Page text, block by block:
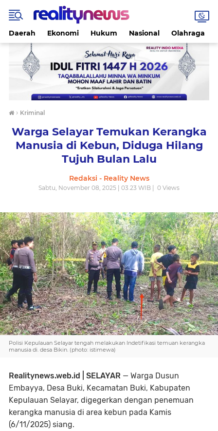
Daerah Ekonomi Hukum Nasional Olahraga
› Kriminal
Warga Selayar Temukan Kerangka
Manusia di Kebun, Diduga Hilang
Tujuh Bulan Lalu
Redaksi - Reality News
Sabtu, November 08, 2025 | 03.23 WIB | 0 Views
Polisi Kepulauan Selayar tengah melakukan Indetifikasi temuan kerangka
manusia di. desa Bikin. (photo: istimewa)
Realitynews.web.id | SELAYAR — Warga Dusun
Embayya, Desa Buki, Kecamatan Buki, Kabupaten
Kepulauan Selayar, digegerkan dengan penemuan
kerangka manusia di area kebun pada Kamis
(6/11/2025) siang.